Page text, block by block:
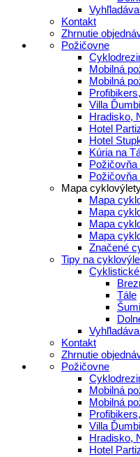
Kontakt
Zhrnutie
Požičovne
Mobilná
Mobilná
Villa
Hradisko,
Hotel
Hotel
Kúria na
Požičovňa
Požičovňa
Mapa
Mapa
Mapa
Mapa
Mapa
Značené
Tipy na
Tále
Kontakt
Zhrnutie
Požičovne
Mobilná
Mobilná
Villa
Hradisko,
Hotel